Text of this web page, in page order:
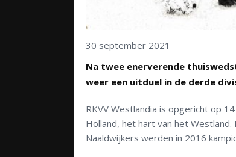
30 september 2021
Na twee enerverende
weer een uitduel in de derde
RKVV Westlandia is opgericht op
Holland, het hart van het
Naaldwijkers werden in 2016